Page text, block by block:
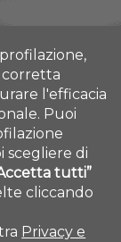
corretta
l'efficacia
Puoi
scegliere di
tutti”
cliccando
Privacy e